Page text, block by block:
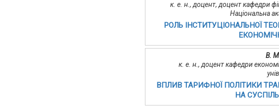
к. е. н., доцент, доцент кафедри
Національна
РОЛЬ ІНСТИТУЦІОНАЛЬНОЇ
В.
к. е. н., доцент кафедри
ВПЛИВ ТАРИФНОЇ ПОЛІТИКИ
НА